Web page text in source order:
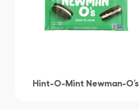
Hint-O-Mint Newman-O’s